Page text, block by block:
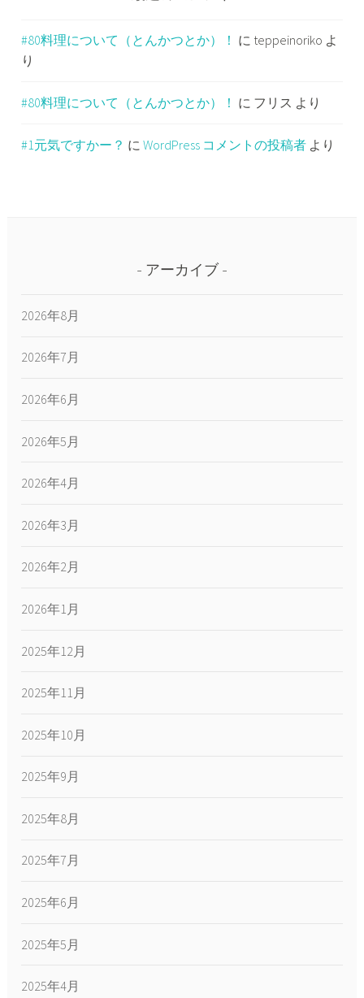
#80料理について（とんかつとか）！ に teppeinoriko よ
り
#80料理について（とんかつとか）！ に フリス より
#1元気ですかー？ にWordPress コメントの投稿者 より
アーカイブ
2026年8月
2026年7月
2026年6月
2026年5月
2026年4月
2026年3月
2026年2月
2026年1月
2025年12月
2025年11月
2025年10月
2025年9月
2025年8月
2025年7月
2025年6月
2025年5月
2025年4月